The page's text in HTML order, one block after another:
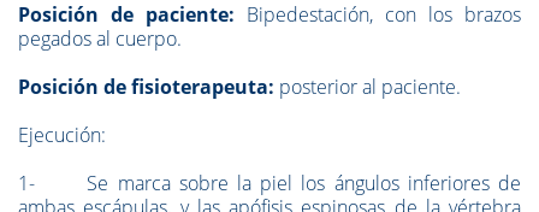
Posición de paciente: Bipedestación, con los brazos
pegados al cuerpo.
Posición de fisioterapeuta: posterior al paciente.
Ejecución:
1- Se marca sobre la piel los ángulos inferiores de